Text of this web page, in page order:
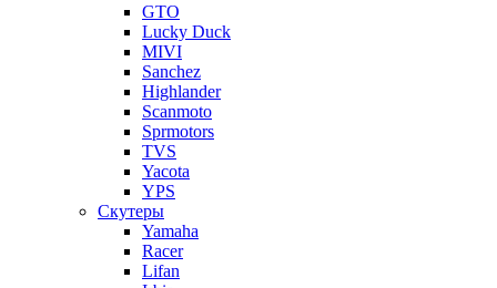
GTO
Lucky Duck
MIVI
Sanchez
Highlander
Scanmoto
Sprmotors
TVS
Yacota
YPS
Скутеры
Yamaha
Racer
Lifan